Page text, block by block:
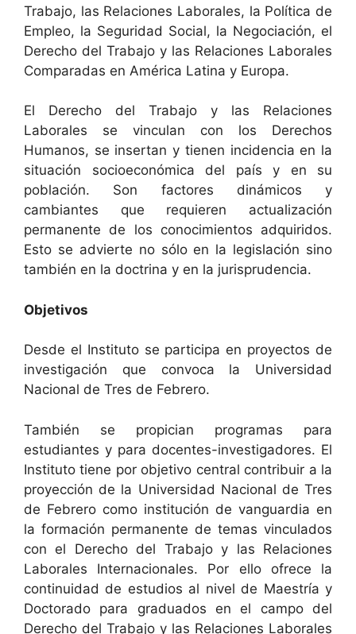
Trabajo, las Relaciones Laborales, la Política de
Empleo, la Seguridad Social, la Negociación, el
Derecho del Trabajo y las Relaciones Laborales
Comparadas en América Latina y Europa.
El Derecho del Trabajo y las Relaciones
Laborales se vinculan con los Derechos
Humanos, se insertan y tienen incidencia en la
situación socioeconómica del país y en su
población. Son factores dinámicos y
cambiantes que requieren actualización
permanente de los conocimientos adquiridos.
Esto se advierte no sólo en la legislación sino
también en la doctrina y en la jurisprudencia.
Objetivos
Desde el Instituto se participa en proyectos de
investigación que convoca la Universidad
Nacional de Tres de Febrero.
También se propician programas para
estudiantes y para docentes-investigadores. El
Instituto tiene por objetivo central contribuir a la
proyección de la Universidad Nacional de Tres
de Febrero como institución de vanguardia en
la formación permanente de temas vinculados
con el Derecho del Trabajo y las Relaciones
Laborales Internacionales. Por ello ofrece la
continuidad de estudios al nivel de Maestría y
Doctorado para graduados en el campo del
Derecho del Trabajo y las Relaciones Laborales